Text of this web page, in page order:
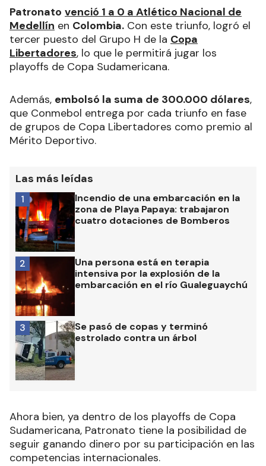
Patronato venció 1 a 0 a Atlético Nacional de
Medellín en Colombia. Con este triunfo, logró el
tercer puesto del Grupo H de la Copa
Libertadores, lo que le permitirá jugar los
playoffs de Copa Sudamericana.
Además, embolsó la suma de 300.000 dólares,
que Conmebol entrega por cada triunfo en fase
de grupos de Copa Libertadores como premio al
Mérito Deportivo.
Las más leídas
Incendio de una embarcación en la
zona de Playa Papaya: trabajaron
cuatro dotaciones de Bomberos
1
Una persona está en terapia
intensiva por la explosión de la
embarcación en el río Gualeguaychú
2
Se pasó de copas y terminó
estrolado contra un árbol
3
Ahora bien, ya dentro de los playoffs de Copa
Sudamericana, Patronato tiene la posibilidad de
seguir ganando dinero por su participación en las
competencias internacionales.